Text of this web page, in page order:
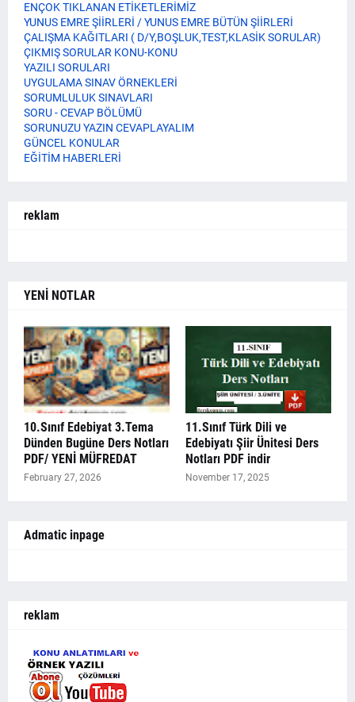
ENÇOK TIKLANAN ETİKETLERİMİZ
YUNUS EMRE ŞİİRLERİ / YUNUS EMRE BÜTÜN ŞİİRLERİ
ÇALIŞMA KAĞITLARI ( D/Y,BOŞLUK,TEST,KLASİK SORULAR)
ÇIKMIŞ SORULAR KONU-KONU
YAZILI SORULARI
UYGULAMA SINAV ÖRNEKLERİ
SORUMLULUK SINAVLARI
SORU - CEVAP BÖLÜMÜ
SORUNUZU YAZIN CEVAPLAYALIM
GÜNCEL KONULAR
EĞİTİM HABERLERİ
reklam
YENİ NOTLAR
10.Sınıf Edebiyat 3.Tema
Dünden Bugüne Ders Notları
PDF/ YENİ MÜFREDAT
February 27, 2026
11.Sınıf Türk Dili ve
Edebiyatı Şiir Ünitesi Ders
Notları PDF indir
November 17, 2025
Admatic inpage
reklam